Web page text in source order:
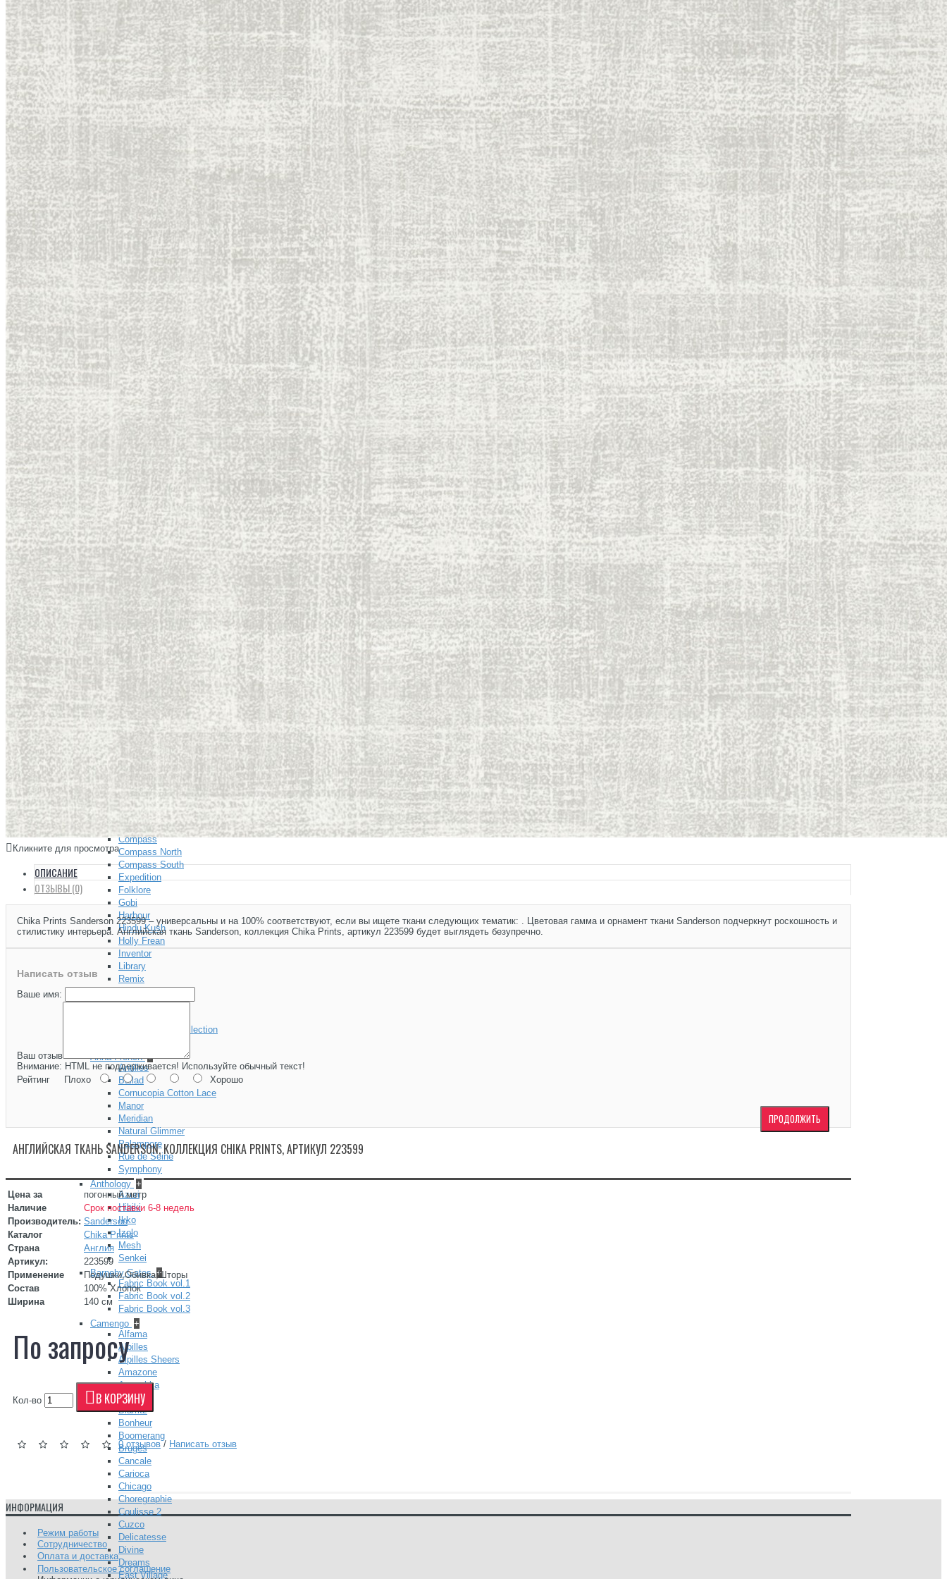
Литл Грин (Little Greene) +
Палитра цветов Little Greene Colour Scales
Серые цвета Little Greene Grey
Розовые цвета Little Greene Pink
Зеленые цвета Little Greene
Синие цвета Little Greene Blue
Фасадные краски
Краска Свис Лэйк (Swiss Lake)
Грунтовка
+
ФРЕСКИ +
ЛЕПНИНА
Ultrawood +
Архитектурный декор
Структура
Декор Дизайн (Decor Dizayn)
Европласт
Интерьер
Колонны
Линии
Молдинг гибкий
Пилястры
Плинтус
Плинтус гибкий
Полуколонны
Молдинги
Карнизы
Угловые элементы
Розетки
Карниз гибкий
Фасад
Дверной декор
Мавритания
Орак Декор (Orac Decor) +
3D Wall Covering / 3д обои
Аксен / Axxent
Дурофолам / Durofoam
Интерьерный декор
Люксус / Luxxus
Новая классика / New Classics
Современный / Modern
Современный 2.0 / Modern 2.0
Ульф Мориц / Ulf Moritz
Родекор (RoDecor) +
Ар-Деко
Базовая коллекция
Барокко
Сад Шинуазри
Царскосельский Рококо
Хайвуд (HIWOOD) — декоративные панели, плинтусы, карнизы и молдинги +
Hiwood Decor
ХАЙВУД (HIWOOD) ДЕКОРАТИВНЫЕ ПАНЕЛИ, МОЛДИНГИ И ПЛИНТУСЫ
+
КЛЕЙ | ИНСТРУМЕНТЫ +
ТКАНИ
Карнизы для Штор
Каталог Тканей +
Andrew Martin +
Anthem
Berkeley
Brunswick
Compass
Compass North
Compass South
Expedition
Folklore
Gobi
Harbour
Hindu Kush
Holly Frean
Inventor
Library
Remix
The Beatles
Windsor Wool Collection
Anna French +
Antilles
Ballad
Cornucopia Cotton Lace
Manor
Meridian
Natural Glimmer
Palampore
Rue de Seine
Symphony
Anthology +
Azuri
Hibiki
Ikko
Izolo
Mesh
Senkei
Barneby Gates +
Fabric Book vol.1
Fabric Book vol.2
Fabric Book vol.3
Camengo +
Alfama
Alpilles
Alpilles Sheers
Amazone
Anouchka
Belem
Biarritz
Bonheur
Boomerang
Bruges
Cancale
Carioca
Chicago
Choregraphie
Coulisse 2
Cuzco
Delicatesse
Divine
Dreams
East Village
Кликните для просмотра
ОПИСАНИЕ
ОТЗЫВЫ (0)
Chika Prints Sanderson 223599 – универсальны и на 100% соответствуют, если вы ищете ткани следующих тематик: . Цветовая гамма и орнамент ткани Sanderson подчеркнут роскошность и
стилистику интерьера. Английская ткань Sanderson, коллекция Chika Prints, артикул 223599 будет выглядеть безупречно.
Написать отзыв
Ваше имя:
Ваш отзыв
Внимание: HTML не поддерживается! Используйте обычный текст!
Рейтинг Плохо Хорошо
ПРОДОЛЖИТЬ
АНГЛИЙСКАЯ ТКАНЬ SANDERSON, КОЛЛЕКЦИЯ CHIKA PRINTS, АРТИКУЛ 223599
Цена за
погонный метр
Наличие
Срок поставки 6-8 недель
Производитель: Sanderson
Каталог
Chika Prints
Страна
Англия
Артикул:
223599
Применение
Подушки,Обивка,Шторы
Состав
100% Хлопок
Ширина
140 см
По запросу
Кол-во В КОРЗИНУ
0 отзывов/ Написать отзыв
ИНФОРМАЦИЯ
Режим работы
Сотрудничество
Оплата и доставка
Пользовательское соглашение